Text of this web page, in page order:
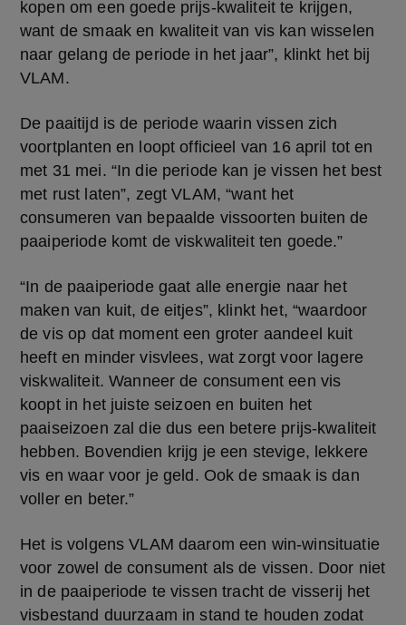
kopen om een goede prijs-kwaliteit te krijgen,
want de smaak en kwaliteit van vis kan wisselen
naar gelang de periode in het jaar”, klinkt het bij
VLAM.
De paaitijd is de periode waarin vissen zich
voortplanten en loopt officieel van 16 april tot en
met 31 mei. “In die periode kan je vissen het best
met rust laten”, zegt VLAM, “want het
consumeren van bepaalde vissoorten buiten de
paaiperiode komt de viskwaliteit ten goede.”
“In de paaiperiode gaat alle energie naar het
maken van kuit, de eitjes”, klinkt het, “waardoor
de vis op dat moment een groter aandeel kuit
heeft en minder visvlees, wat zorgt voor lagere
viskwaliteit. Wanneer de consument een vis
koopt in het juiste seizoen en buiten het
paaiseizoen zal die dus een betere prijs-kwaliteit
hebben. Bovendien krijg je een stevige, lekkere
vis en waar voor je geld. Ook de smaak is dan
voller en beter.”
Het is volgens VLAM daarom een win-winsituatie
voor zowel de consument als de vissen. Door niet
in de paaiperiode te vissen tracht de visserij het
visbestand duurzaam in stand te houden zodat